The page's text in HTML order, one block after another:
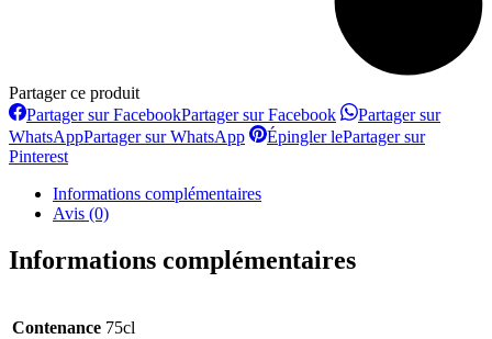
Partager ce produit
Partager sur FacebookPartager sur Facebook
Partager sur
WhatsAppPartager sur WhatsApp Épingler lePartager sur
Pinterest
Informations complémentaires
Avis (0)
Informations complémentaires
Contenance 75cl